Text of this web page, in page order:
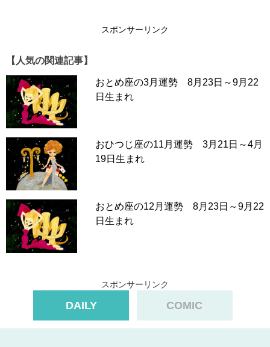
スポンサーリンク
【人気の関連記事】
おとめ座の3月運勢 8月23日～9月22
日生まれ
おひつじ座の11月運勢 3月21日～4月
19日生まれ
おとめ座の12月運勢 8月23日～9月22
日生まれ
スポンサーリンク
DAILY COMIC